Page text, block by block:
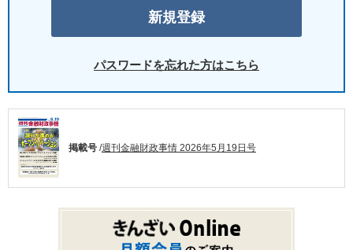
パスワードを忘れた方はこちら
掲載号 /週刊金融財政事情 2026年5月19日号